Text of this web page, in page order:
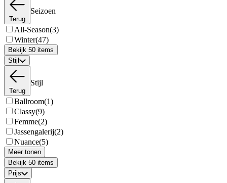
Terug
Seizoen
All-Season(3)
Winter(47)
Bekijk 50 items
Stijl
Terug
Stijl
Ballroom(1)
Classy(9)
Femme(2)
Jassengalerij(2)
Nuance(5)
Meer tonen
Bekijk 50 items
Prijs